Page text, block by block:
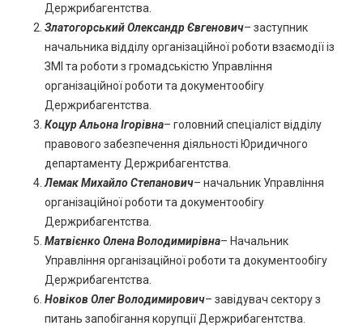
Держрибагентства.
Златогорський Олександр Євгенович– заступник
начальника відділу організаційної роботи взаємодії із
ЗМІ та роботи з громадськістю Управління
організаційної роботи та документообігу
Держрибагентства.
Коцур Альона Ігорівна– головний спеціаліст відділу
правового забезпечення діяльності Юридичного
департаменту Держрибагентства.
Лемак Михайло Степанович– начальник Управління
організаційної роботи та документообігу
Держрибагентства.
Матвієнко Олена Володимирівна– Начальник
Управління організаційної роботи та документообігу
Держрибагентства.
Новіков Олег Володимирович– завідувач сектору з
питань запобігання корупції Держрибагентства.